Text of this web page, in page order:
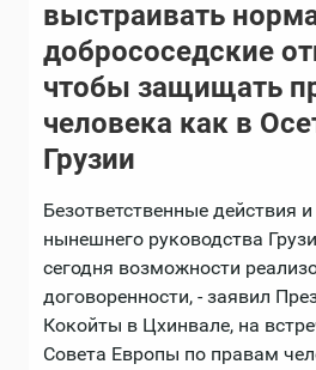
выстраивать
добрососедские
чтобы защищать
человека как в
Грузии
Безответственные действия
нынешнего руководства
сегодня возможности
договоренности, - заявил
Кокойты в Цхинвале, на
Совета Европы по правам